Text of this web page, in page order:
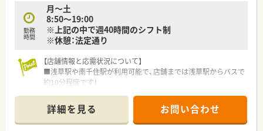
勤務
時間
月～土
8:50～19:00
※上記の中で週40時間のシフト制
※休憩：法定通り
【店舗情報と応需状況について】
■浅草駅や南千住駅が利用可能で、店舗までは浅草駅からバスで
約10分程度です！
広い診療科目の処方箋を応需しています。
■1日の処方箋枚数は平均して約120枚で、薬剤師は常勤4～5
名、医療事務は常勤3名で対応します。
詳細を見る お問い合わせ